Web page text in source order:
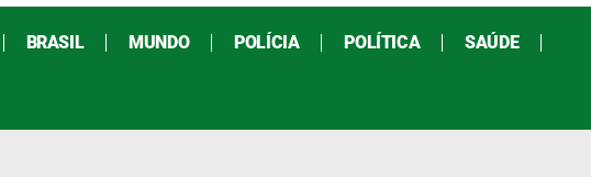
BRASIL MUNDO POLÍCIA POLÍTICA SAÚDE